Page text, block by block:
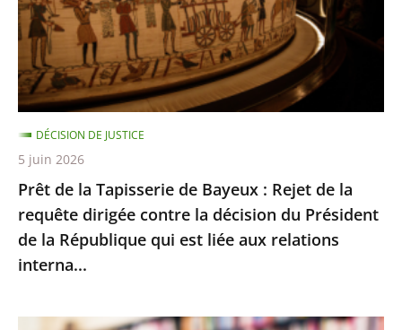
Bayeux
:
Rejet
de
la
requête
dirigée
contre
la
décision
du
de
Prêt de la Tapisserie de Bayeux : Rejet de la
requête dirigée contre la décision du Président
de la République qui est liée aux relations
interna...
DÉCISION DE JUSTICE
5 juin 2026